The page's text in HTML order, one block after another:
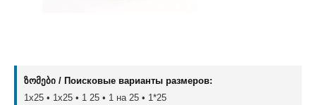
ზომები / Поисковые варианты размеров:
1x25 • 1х25 • 1 25 • 1 на 25 • 1*25